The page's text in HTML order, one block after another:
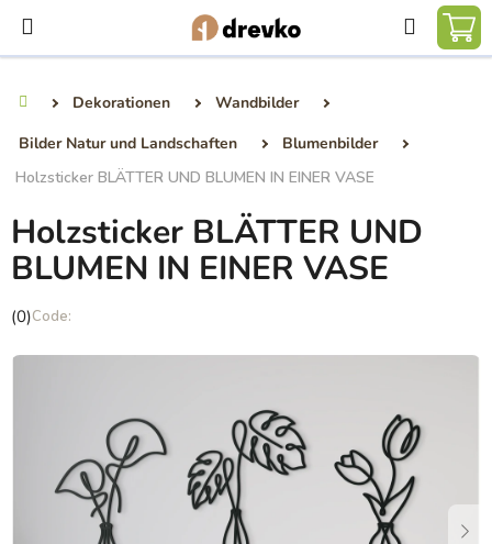
Inhalt
springen
Suchen
Dekorationen
Wandbilder
Bilder Natur und Landschaften
Blumenbilder
Holzsticker BLÄTTER UND BLUMEN IN EINER VASE
Holzsticker BLÄTTER UND
BLUMEN IN EINER VASE
Die
Produktbewertung
Sternen.
(0)